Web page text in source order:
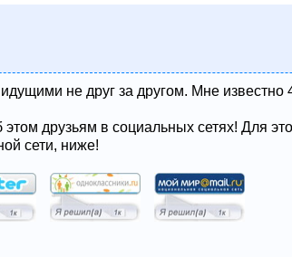
не друг за другом. Мне известно
друзьям в социальных сетях! Для
сети, ниже!